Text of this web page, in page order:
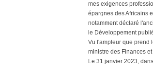
mes exigences
épargnes des Africains
notamment déclaré
le Développement
Vu l'ampleur que prend
ministre des Finances
Le 31 janvier 2023,